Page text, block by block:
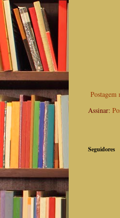
Postagem
Assinar:
Seguidores